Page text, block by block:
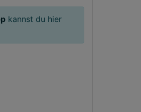
kannst du hier